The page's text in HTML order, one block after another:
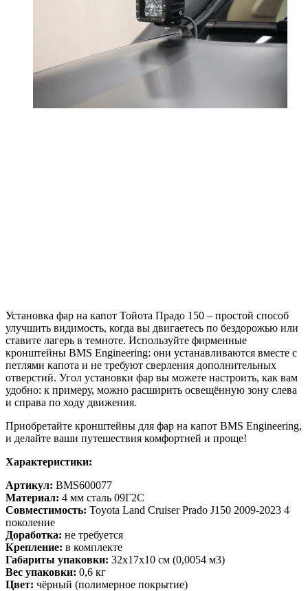
Установка фар на капот Тойота Прадо 150 – простой способ
улучшить видимость, когда вы двигаетесь по бездорожью или
ставите лагерь в темноте. Используйте фирменные
кронштейны BMS Engineering: они устанавливаются вместе с
петлями капота и не требуют сверления дополнительных
отверстий. Угол установки фар вы можете настроить, как вам
удобно: к примеру, можно расширить освещённую зону слева
и справа по ходу движения.
Приобретайте кронштейны для фар на капот BMS Engineering,
и делайте ваши путешествия комфортней и проще!
Характеристики:
Артикул: BMS600077
Материал: 4 мм сталь 09Г2С
Совместимость: Toyota Land Cruiser Prado J150 2009-2023 4
поколение
Доработка: не требуется
Крепление: в комплекте
Габариты упаковки: 32х17х10 см (0,0054 м3)
Вес упаковки: 0,6 кг
Цвет: чёрный (полимерное покрытие)